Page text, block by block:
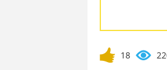
18